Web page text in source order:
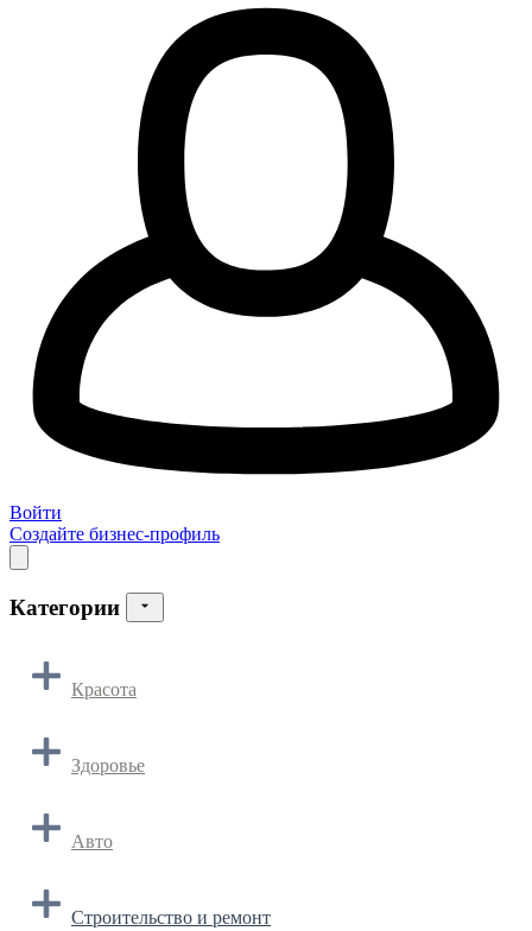
Войти
Создайте бизнес-профиль
Категории
Красота
Здоровье
Авто
Строительство и ремонт